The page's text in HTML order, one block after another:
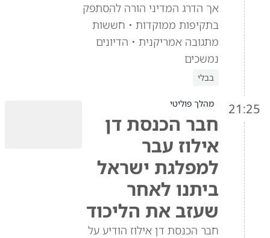
אך הדרג המדיני הורה להסתפק
בתקיפות ממוקדות • חששות
מתגובה אמריקנית • הדיונים
נמשכים
בבלי
21:25 מהלך פוליטי
חבר הכנסת דן
אילוז עבר
למפלגת ישראל
ביתנו לאחר
שעזב את הליכוד
חבר הכנסת דן אילוז הודיע על